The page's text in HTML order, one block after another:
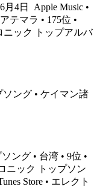
月4日
Apple Music •
テマラ • 175位 •
ニック トップアルバ
ング • ケイマン諸
ング • 台湾 • 9位 •
ニック トップソン
Store • エレクト